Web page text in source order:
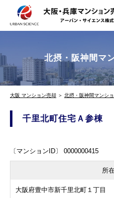
北摂・阪神間マ
大阪 マンション売却 ＞ 北摂・阪神間マンシ
千里北町住宅Ａ参棟
〔マンションID〕 0000000415
所
大阪府豊中市新千里北町１丁目